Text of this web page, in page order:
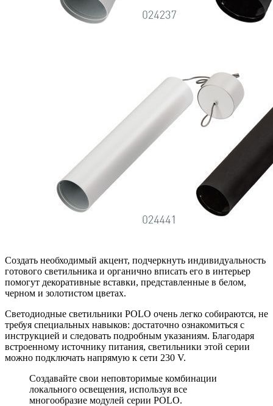
Создать необходимый акцент, подчеркнуть индивидуальность
готового светильника и органично вписать его в интерьер
помогут декоративные вставки, представленные в белом,
черном и золотистом цветах.
Светодиодные светильники POLO очень легко собираются, не
требуя специальных навыков: достаточно ознакомиться с
инструкцией и следовать подробным указаниям. Благодаря
встроенному источнику питания, светильники этой серии
можно подключать напрямую к сети 230 V.
Создавайте свои неповторимые комбинации
локального освещения, используя все
многообразие модулей серии POLO.